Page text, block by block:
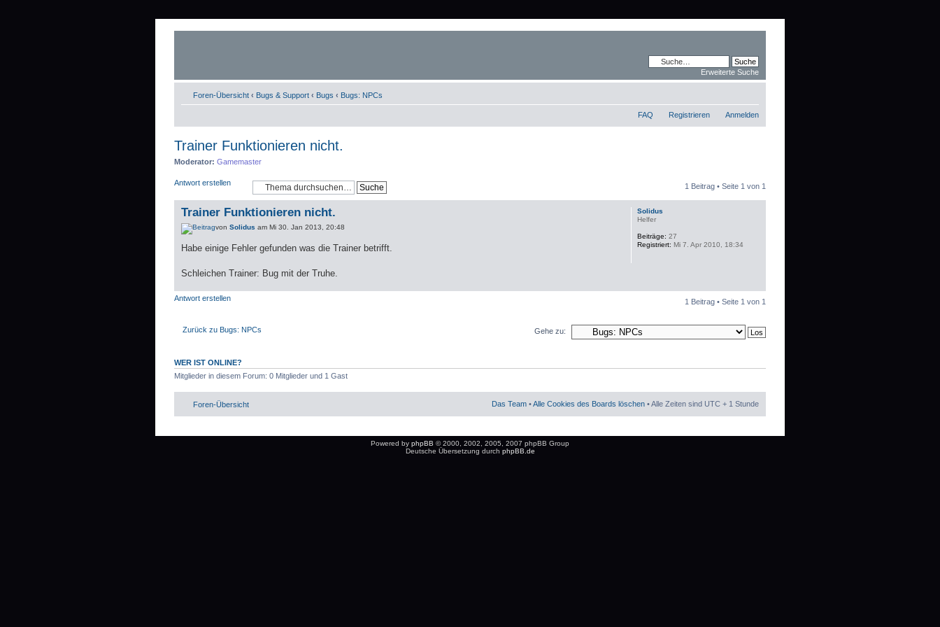
Erweiterte Suche
Foren-Übersicht ‹ Bugs & Support ‹ Bugs ‹ Bugs: NPCs
FAQ Registrieren Anmelden
Trainer Funktionieren nicht.
Moderator: Gamemaster
Antwort erstellen 1 Beitrag • Seite 1 von 1
Trainer Funktionieren nicht.
von Solidus am Mi 30. Jan 2013, 20:48
Habe einige Fehler gefunden was die Trainer betrifft.
Schleichen Trainer: Bug mit der Truhe.
Solidus
Helfer
Beiträge: 27
Registriert: Mi 7. Apr 2010, 18:34
Antwort erstellen 1 Beitrag • Seite 1 von 1
Zurück zu Bugs: NPCs Gehe zu:
WER IST ONLINE?
Mitglieder in diesem Forum: 0 Mitglieder und 1 Gast
Foren-Übersicht Das Team •Alle Cookies des Boards löschen • Alle Zeiten sind UTC + 1 Stunde
Powered by phpBB © 2000, 2002, 2005, 2007 phpBB Group
Deutsche Übersetzung durch phpBB.de